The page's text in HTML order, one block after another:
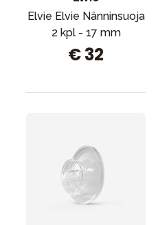
Elvie Elvie Nänninsuoja
2 kpl - 17 mm
€ 32